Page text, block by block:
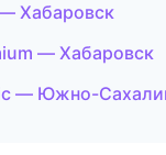
Хабаровск
— Хабаровск
— Южно-